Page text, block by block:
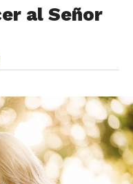
al Señor